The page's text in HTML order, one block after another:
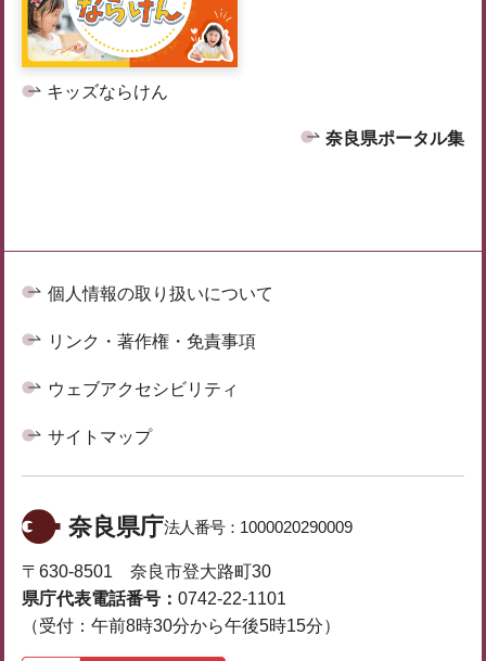
キッズならけん
奈良県ポータル集
個人情報の取り扱いについて
リンク・著作権・免責事項
ウェブアクセシビリティ
サイトマップ
奈良県庁法人番号： 1000020290009
〒630-8501 奈良市登大路町30
県庁代表電話番号： 0742-22-1101
（受付：午前8時30分から午後5時15分）